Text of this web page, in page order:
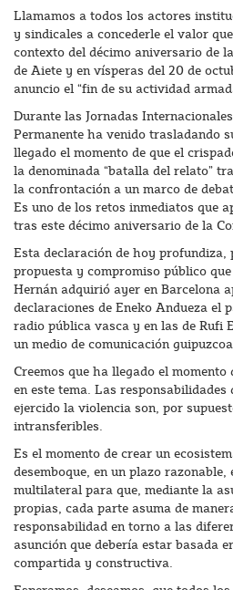
Llamamos a todos los actores
y sindicales a concederle el valor
contexto del décimo aniversario de
de Aiete y en vísperas del 20 de
anuncio el “fin de su actividad
Durante las Jornadas
Permanente ha venido trasladando
llegado el momento de que el
la denominada “batalla del relato”
la confrontación a un marco de
Es uno de los retos inmediatos que
tras este décimo aniversario de la
Esta declaración de hoy profundiza,
propuesta y compromiso público
Hernán adquirió ayer en Barcelona
declaraciones de Eneko Andueza el
radio pública vasca y en las de Rufi
un medio de comunicación
Creemos que ha llegado el
en este tema. Las responsabilidades
ejercido la violencia son, por
intransferibles.
Es el momento de crear un
desemboque, en un plazo
multilateral para que, mediante la
propias, cada parte asuma de
responsabilidad en torno a las
asunción que debería estar basada
compartida y constructiva.